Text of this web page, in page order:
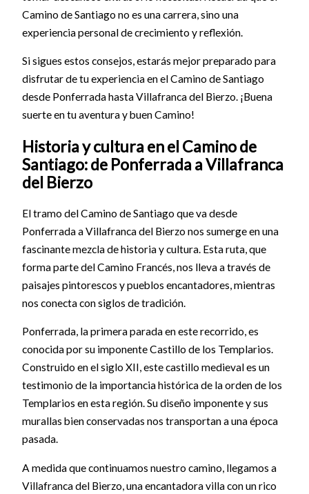
Camino de Santiago no es una carrera, sino una
experiencia personal de crecimiento y reflexión.
Si sigues estos consejos, estarás mejor preparado para
disfrutar de tu experiencia en el Camino de Santiago
desde Ponferrada hasta Villafranca del Bierzo. ¡Buena
suerte en tu aventura y buen Camino!
Historia y cultura en el Camino de
Santiago: de Ponferrada a Villafranca
del Bierzo
El tramo del Camino de Santiago que va desde
Ponferrada a Villafranca del Bierzo nos sumerge en una
fascinante mezcla de historia y cultura. Esta ruta, que
forma parte del Camino Francés, nos lleva a través de
paisajes pintorescos y pueblos encantadores, mientras
nos conecta con siglos de tradición.
Ponferrada, la primera parada en este recorrido, es
conocida por su imponente Castillo de los Templarios.
Construido en el siglo XII, este castillo medieval es un
testimonio de la importancia histórica de la orden de los
Templarios en esta región. Su diseño imponente y sus
murallas bien conservadas nos transportan a una época
pasada.
A medida que continuamos nuestro camino, llegamos a
Villafranca del Bierzo, una encantadora villa con un rico